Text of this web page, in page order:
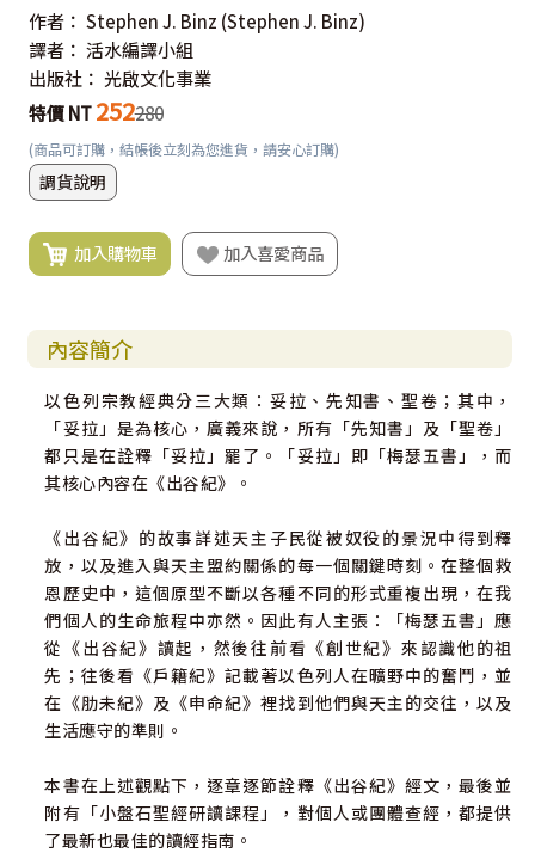
作者： Stephen J. Binz (Stephen J. Binz)
譯者： 活水編譯小組
出版社： 光啟文化事業
特價 NT 252280
(商品可訂購，結帳後立刻為您進貨，請安心訂購)
調貨說明
加入購物車 加入喜愛商品
內容簡介
以色列宗教經典分三大類：妥拉、先知書、聖卷；其中，
「妥拉」是為核心，廣義來說，所有「先知書」及「聖卷」
都只是在詮釋「妥拉」罷了。「妥拉」即「梅瑟五書」，而
其核心內容在《出谷紀》。
《出谷紀》的故事詳述天主子民從被奴役的景況中得到釋
放，以及進入與天主盟約關係的每一個關鍵時刻。在整個救
恩歷史中，這個原型不斷以各種不同的形式重複出現，在我
們個人的生命旅程中亦然。因此有人主張：「梅瑟五書」應
從《出谷紀》讀起，然後往前看《創世紀》來認識他的祖
先；往後看《戶籍紀》記載著以色列人在曠野中的奮鬥，並
在《肋未紀》及《申命紀》裡找到他們與天主的交往，以及
生活應守的準則。
本書在上述觀點下，逐章逐節詮釋《出谷紀》經文，最後並
附有「小盤石聖經研讀課程」，對個人或團體查經，都提供
了最新也最佳的讀經指南。